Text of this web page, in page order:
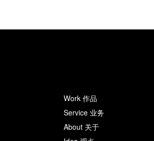
Work 作品
Service 业务
About 关于